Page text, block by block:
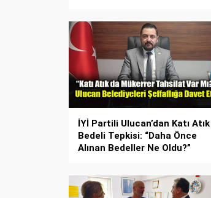
İYİ Partili Ulucan’dan Katı Atık
Bedeli Tepkisi: “Daha Önce
Alınan Bedeller Ne Oldu?”